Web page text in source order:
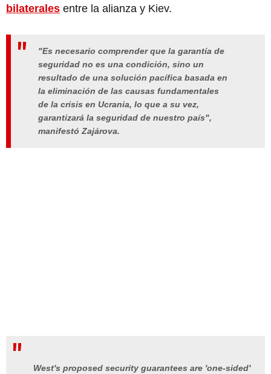
bilaterales entre la alianza y Kiev.
"Es necesario comprender que la garantía de
seguridad no es una condición, sino un
resultado de una solución pacífica basada en
la eliminación de las causas fundamentales
de la crisis en Ucrania, lo que a su vez,
garantizará la seguridad de nuestro país",
manifestó Zajárova.
West's proposed security guarantees are 'one-sided'